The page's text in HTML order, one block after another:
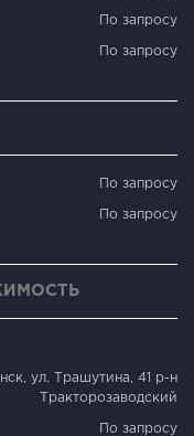
По запросу
По запросу
По запросу
По запросу
ул. Трашутина, 41 р-н
Тракторозаводский
По запросу